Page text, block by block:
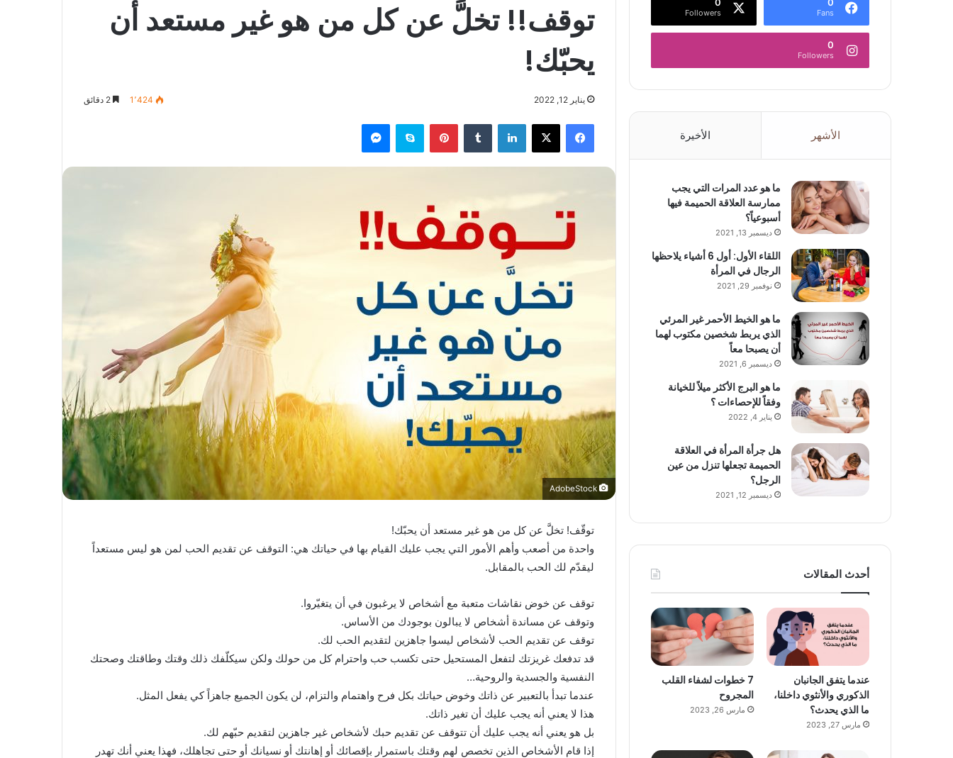
توقف!! تخلَّ عن كل من هو غير مستعد أن
يحبّك!
يناير 12, 2022 1٬424
فيسبوك X لينكدإن بينتيريستسكايب ماسنجر
توقّف! تخلَّ عن كل من هو غير مستعد أن يحبّك!
واحدة من أصعب وأهم الأمور التي يجب عليك القيام بها في حياتك هي: التوقف عن تقديم الحب لمن هو ليس مستعداً
ليقدّم لك الحب بالمقابل.
توقف عن خوض نقاشات متعبة مع أشخاص لا يرغبون في أن يتغيّروا.
وتوقف عن مساندة أشخاص لا يبالون بوجودك من الأساس.
توقف عن تقديم الحب لأشخاص ليسوا جاهزين لتقديم الحب لك.
قد تدفعك غريزتك لتفعل المستحيل حتى تكسب حب واحترام كل من حولك ولكن سيكلّفك ذلك وقتك وطاقتك وصحتك
النفسية والجسدية والروحية…
عندما تبدأ بالتعبير عن ذاتك وخوض حياتك بكل فرح واهتمام والتزام، لن يكون الجميع جاهزاً كي يفعل المثل.
هذا لا يعني أنه يجب عليك أن تغير ذاتك.
بل هو يعني أنه يجب عليك أن تتوقف عن تقديم حبك لأشخاص غير جاهزين لتقديم حبّهم لك.
إذا قام الأشخاص الذين تخصص لهم وقتك باستمرار بإقصائك أو إهانتك أو نسيانك أو حتى تجاهلك، فهذا يعني أنك تهدر
Fans
Followers
0
Followers
الأشهر الأخيرة
ما هو عدد المرات التي يجب
ممارسة العلاقة الحميمة فيها
أسبوعياً؟
ديسمبر 13, 2021
اللقاء الأول: أول 6 أشياء يلاحظها
الرجال في المرأة
نوفمبر 29, 2021
ما هو الخيط الأحمر غير المرئي
الذي يربط شخصين مكتوب لهما
أن يصبحا معاً
ديسمبر 6, 2021
ما هو البرج الأكثر ميلاً للخيانة
وفقاً للإحصاءات ؟
يناير 4, 2022
هل جرأة المرأة في العلاقة
الحميمة تجعلها تنزل من عين
الرجل؟
ديسمبر 12, 2021
أحدث المقالات
عندما يتفق الجانبان
الذكوري والأنثوي داخلنا،
ما الذي يحدث؟
مارس 27, 2023
7 خطوات لشفاء القلب
المجروح
مارس 26, 2023